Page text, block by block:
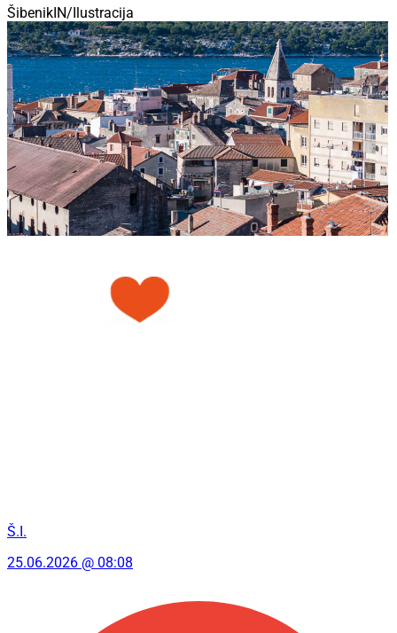
ŠibenikIN/Ilustracija
Š.I.
25.06.2026 @ 08:08